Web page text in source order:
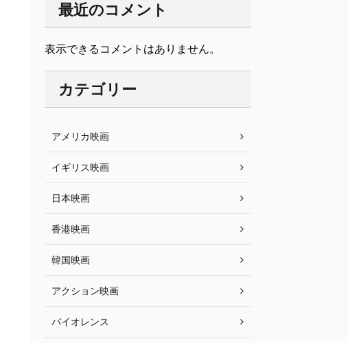
最近のコメント
表示できるコメントはありません。
カテゴリー
アメリカ映画
イギリス映画
日本映画
香港映画
韓国映画
アクション映画
バイオレンス